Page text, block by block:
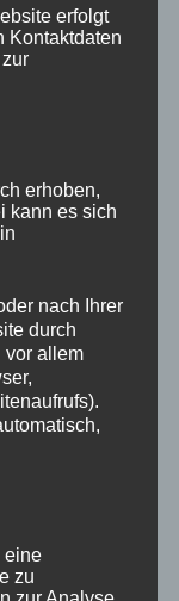
viel
Lesser diese
Flanieren
aber die
nächsten Jahr
Ludwig
wird sein
erfolgt
Kontaktdaten
erhoben,
kann es sich
nach Ihrer
durch
vor allem
eine
zu